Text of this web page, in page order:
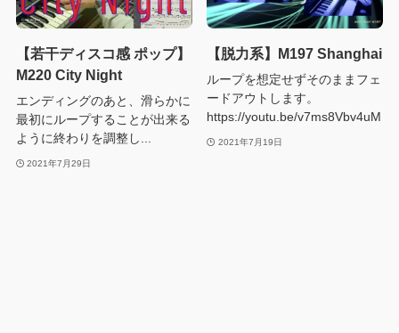
【若干ディスコ感 ポップ】
M220 City Night
エンディングのあと、滑らかに
最初にループすることが出来る
ように終わりを調整し...
2021年7月29日
【脱力系】M197 Shanghai
ループを想定せずそのままフェ
ードアウトします。
https://youtu.be/v7ms8Vbv4uM
2021年7月19日